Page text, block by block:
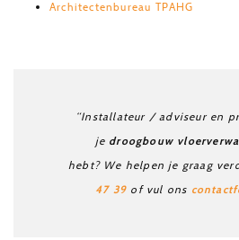
Architectenbureau TPAHG
“Installateur / adviseur en
je droogbouw
hebt? We helpen je graag
47 39 of vul ons